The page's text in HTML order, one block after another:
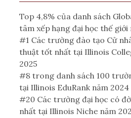
Top 4,8% của danh sách
tâm xếp hạng đại học thế giới
#1 Các trường đào tạo Cử
thuật tốt nhất tại Illinois
2025
#8 trong danh sách 100
tại Illinois EduRank năm 2024
#20 Các trường đại học có
nhất tại Illinois Niche năm